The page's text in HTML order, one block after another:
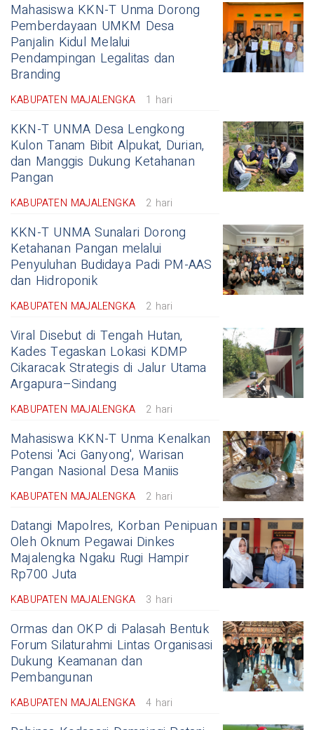
Mahasiswa KKN-T Unma Dorong
Pemberdayaan UMKM Desa
Panjalin Kidul Melalui
Pendampingan Legalitas dan
Branding
KABUPATEN MAJALENGKA 1 hari
KKN-T UNMA Desa Lengkong
Kulon Tanam Bibit Alpukat, Durian,
dan Manggis Dukung Ketahanan
Pangan
KABUPATEN MAJALENGKA 2 hari
KKN-T UNMA Sunalari Dorong
Ketahanan Pangan melalui
Penyuluhan Budidaya Padi PM-AAS
dan Hidroponik
KABUPATEN MAJALENGKA 2 hari
Viral Disebut di Tengah Hutan,
Kades Tegaskan Lokasi KDMP
Cikaracak Strategis di Jalur Utama
Argapura–Sindang
KABUPATEN MAJALENGKA 2 hari
Mahasiswa KKN-T Unma Kenalkan
Potensi 'Aci Ganyong', Warisan
Pangan Nasional Desa Maniis
KABUPATEN MAJALENGKA 2 hari
Datangi Mapolres, Korban Penipuan
Oleh Oknum Pegawai Dinkes
Majalengka Ngaku Rugi Hampir
Rp700 Juta
KABUPATEN MAJALENGKA 3 hari
Ormas dan OKP di Palasah Bentuk
Forum Silaturahmi Lintas Organisasi
Dukung Keamanan dan
Pembangunan
KABUPATEN MAJALENGKA 4 hari